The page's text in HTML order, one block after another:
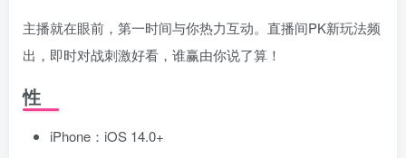
主播就在眼前，第一时间与你热力互动。直播间PK新玩法频
出，即时对战刺激好看，谁赢由你说了算！
性
iPhone：iOS 14.0+